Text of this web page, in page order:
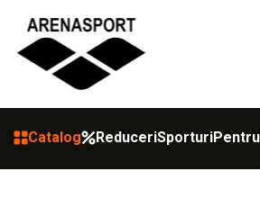
Catalog ReduceriSporturi